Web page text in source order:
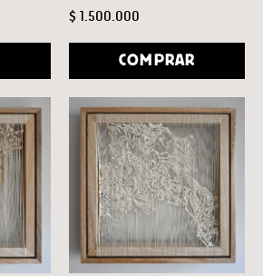
$ 1.500.000
COMPRAR